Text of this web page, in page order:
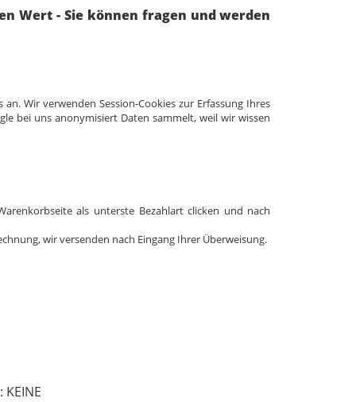
Wert - Sie können fragen und werden
Wir verwenden Session-Cookies zur Erfassung Ihres
bei uns anonymisiert Daten sammelt, weil wir wissen
als unterste Bezahlart clicken und nach
wir versenden nach Eingang Ihrer Überweisung.